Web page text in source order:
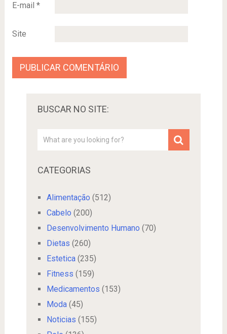
E-mail *
Site
BUSCAR NO SITE:
CATEGORIAS
Alimentação (512)
Cabelo (200)
Desenvolvimento Humano (70)
Dietas (260)
Estetica(235)
Fitness (159)
Medicamentos (153)
Moda(45)
Noticias (155)